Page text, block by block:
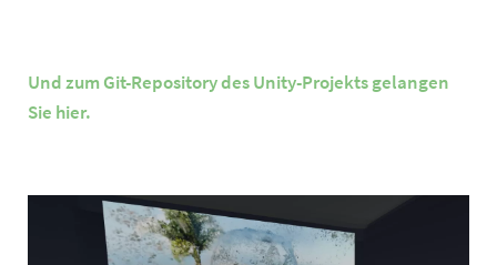
Und zum Git-Repository des Unity-Projekts gelangen
Sie hier.